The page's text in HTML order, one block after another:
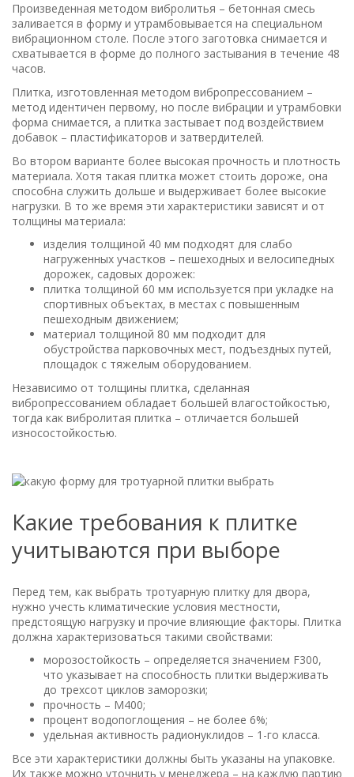
Произведенная методом вибролитья – бетонная смесь
заливается в форму и утрамбовывается на специальном
вибрационном столе. После этого заготовка снимается и
схватывается в форме до полного застывания в течение 48
часов.
Плитка, изготовленная методом вибропрессованием –
метод идентичен первому, но после вибрации и утрамбовки
форма снимается, а плитка застывает под воздействием
добавок – пластификаторов и затвердителей.
Во втором варианте более высокая прочность и плотность
материала. Хотя такая плитка может стоить дороже, она
способна служить дольше и выдерживает более высокие
нагрузки. В то же время эти характеристики зависят и от
толщины материала:
изделия толщиной 40 мм подходят для слабо
нагруженных участков – пешеходных и велосипедных
дорожек, садовых дорожек:
плитка толщиной 60 мм используется при укладке на
спортивных объектах, в местах с повышенным
пешеходным движением;
материал толщиной 80 мм подходит для
обустройства парковочных мест, подъездных путей,
площадок с тяжелым оборудованием.
Независимо от толщины плитка, сделанная
вибропрессованием обладает большей влагостойкостью,
тогда как вибролитая плитка – отличается большей
износостойкостью.
Какие требования к плитке
учитываются при выборе
Перед тем, как выбрать тротуарную плитку для двора,
нужно учесть климатические условия местности,
предстоящую нагрузку и прочие влияющие факторы. Плитка
должна характеризоваться такими свойствами:
морозостойкость – определяется значением F300,
что указывает на способность плитки выдерживать
до трехсот циклов заморозки;
прочность – М400;
процент водопоглощения – не более 6%;
удельная активность радионуклидов – 1-го класса.
Все эти характеристики должны быть указаны на упаковке.
Их также можно уточнить у менеджера – на каждую партию